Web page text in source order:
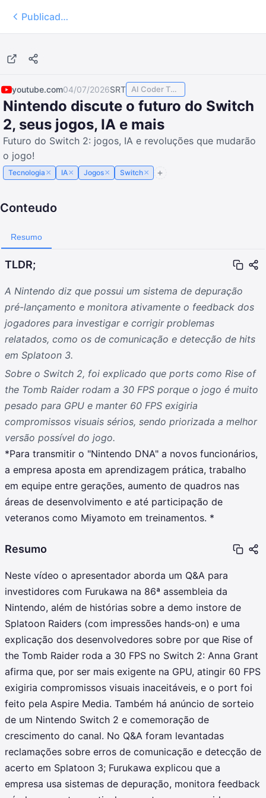
Publicados
youtube.com04/07/2026SRT AI Coder TODAY
Nintendo discute o futuro do Switch
2, seus jogos, IA e mais
Futuro do Switch 2: jogos, IA e revoluções que mudarão
o jogo!
Tecnologia × IA× Jogos× Switch×
Conteudo
Resumo
TLDR;
A Nintendo diz que possui um sistema de depuração
pré-lançamento e monitora ativamente o feedback dos
jogadores para investigar e corrigir problemas
relatados, como os de comunicação e detecção de hits
em Splatoon 3.
Sobre o Switch 2, foi explicado que ports como Rise of
the Tomb Raider rodam a 30 FPS porque o jogo é muito
pesado para GPU e manter 60 FPS exigiria
compromissos visuais sérios, sendo priorizada a melhor
versão possível do jogo.
*Para transmitir o "Nintendo DNA" a novos funcionários,
a empresa aposta em aprendizagem prática, trabalho
em equipe entre gerações, aumento de quadros nas
áreas de desenvolvimento e até participação de
veteranos como Miyamoto em treinamentos. *
Resumo
Neste vídeo o apresentador aborda um Q&A para
investidores com Furukawa na 86ª assembleia da
Nintendo, além de histórias sobre a demo instore de
Splatoon Raiders (com impressões hands‑on) e uma
explicação dos desenvolvedores sobre por que Rise of
the Tomb Raider roda a 30 FPS no Switch 2: Anna Grant
afirma que, por ser mais exigente na GPU, atingir 60 FPS
exigiria compromissos visuais inaceitáveis, e o port foi
feito pela Aspire Media. Também há anúncio de sorteio
de um Nintendo Switch 2 e comemoração de
crescimento do canal. No Q&A foram levantadas
reclamações sobre erros de comunicação e detecção de
acerto em Splatoon 3; Furukawa explicou que a
empresa usa sistemas de depuração, monitora feedback